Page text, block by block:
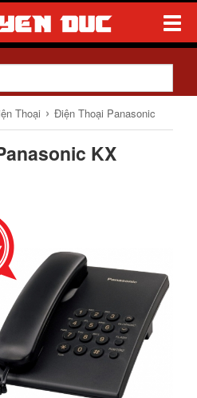
Toggle
Thoại › Điện Thoại Panasonic
KX